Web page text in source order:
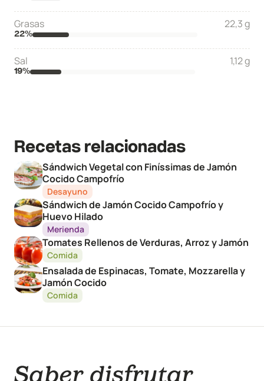
Recetas relacionadas
Sándwich Vegetal con Finíssimas de Jamón
Cocido Campofrío
Desayuno
Sándwich de Jamón Cocido Campofrío y
Huevo Hilado
Merienda
Tomates Rellenos de Verduras, Arroz y Jamón
Comida
Ensalada de Espinacas, Tomate, Mozzarella y
Jamón Cocido
Comida
Grasas 22,3 g
22%
Sal 1,12 g
19%